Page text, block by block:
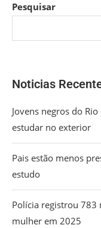
Pesquisar
Noticias
Jovens negros do
estudar no exterior
Pais estão menos
estudo
Polícia registrou 783
mulher em 2025